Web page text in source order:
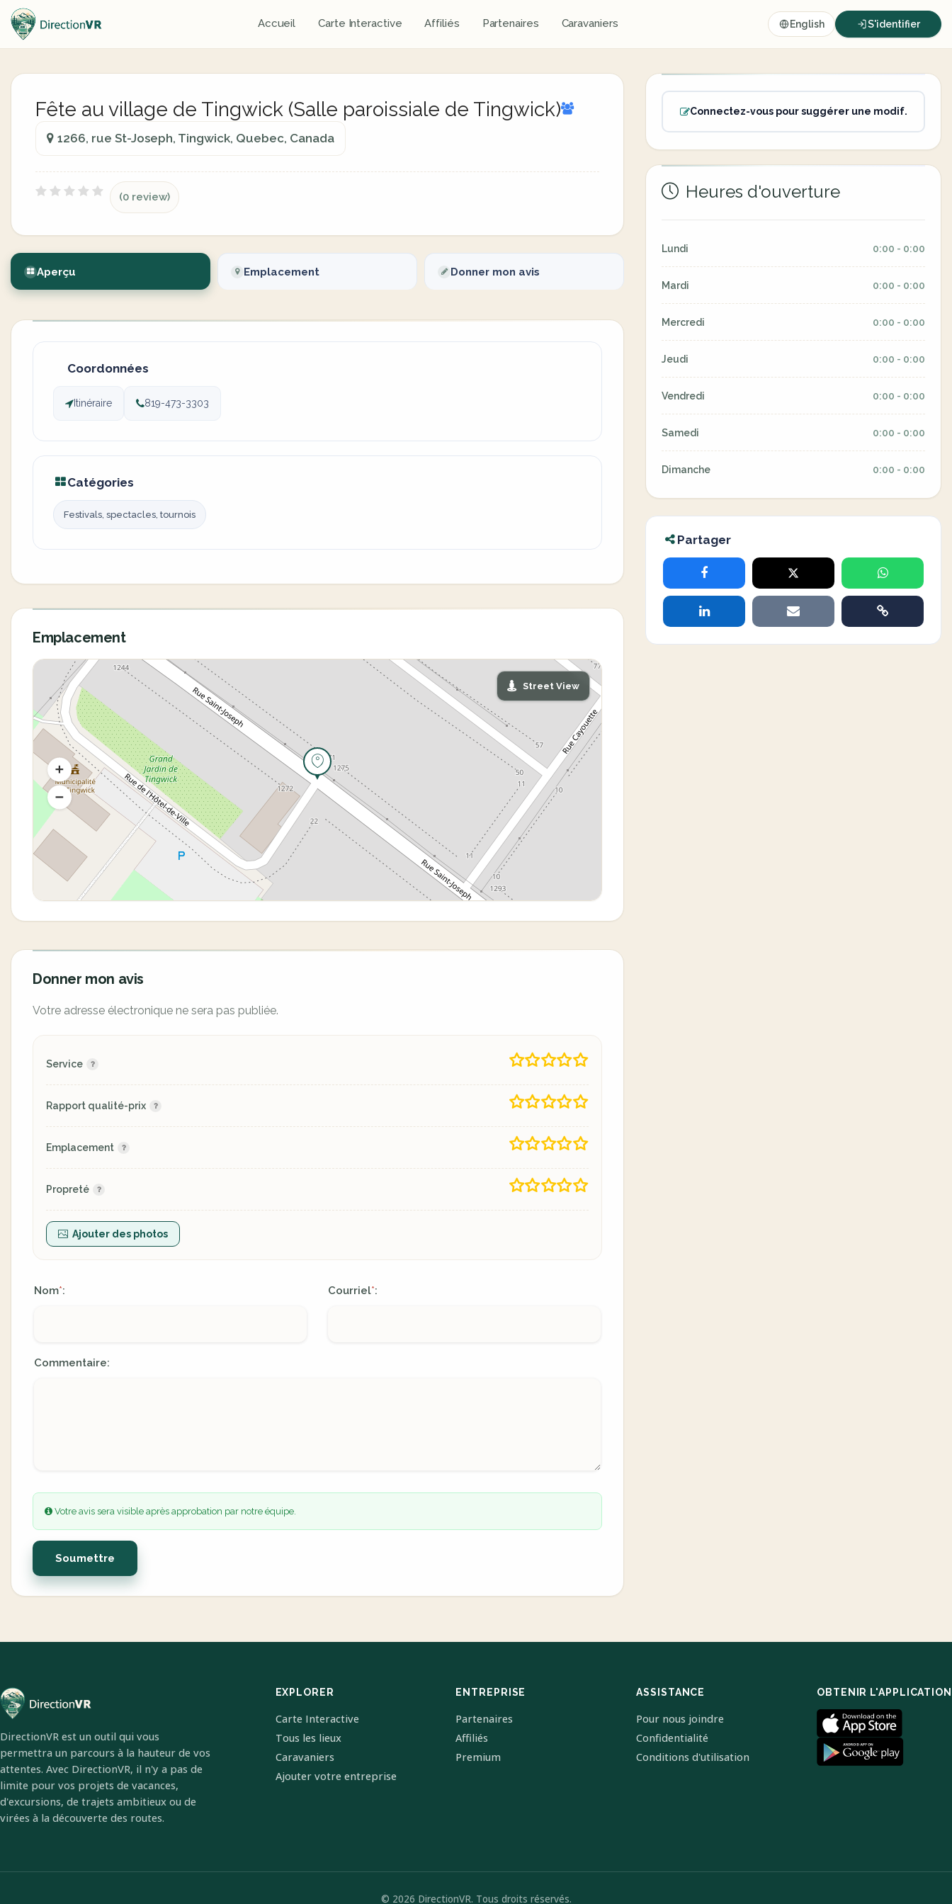
Accueil Carte Interactive Affiliés Partenaires Caravaniers English S'identifier
Fête au village de Tingwick (Salle paroissiale de Tingwick)
1266, rue St-Joseph, Tingwick, Quebec, Canada
(0 review)
Aperçu Emplacement Donner mon avis
Coordonnées
Itinéraire 819-473-3303
Catégories
Festivals, spectacles, tournois
Emplacement
Street View
Donner mon avis
Votre adresse électronique ne sera pas publiée.
Service
Rapport qualité-prix
Emplacement
Propreté
Ajouter des photos
Nom*: Courriel*:
Commentaire:
Votre avis sera visible après approbation par notre équipe.
Soumettre
Connectez-vous pour suggérer une modif.
Heures d'ouverture
Lundi 0:00 - 0:00
Mardi 0:00 - 0:00
Mercredi 0:00 - 0:00
Jeudi 0:00 - 0:00
Vendredi 0:00 - 0:00
Samedi 0:00 - 0:00
Dimanche 0:00 - 0:00
Partager
DirectionVR est un outil qui vous
permettra un parcours à la hauteur de vos
attentes. Avec DirectionVR, il n'y a pas de
limite pour vos projets de vacances,
d'excursions, de trajets ambitieux ou de
virées à la découverte des routes.
EXPLORER
Carte Interactive
Tous les lieux
Caravaniers
Ajouter votre entreprise
ENTREPRISE
Partenaires
Affiliés
Premium
ASSISTANCE
Pour nous joindre
Confidentialité
Conditions d'utilisation
OBTENIR L'APPLICATION
© 2026 DirectionVR. Tous droits réservés.